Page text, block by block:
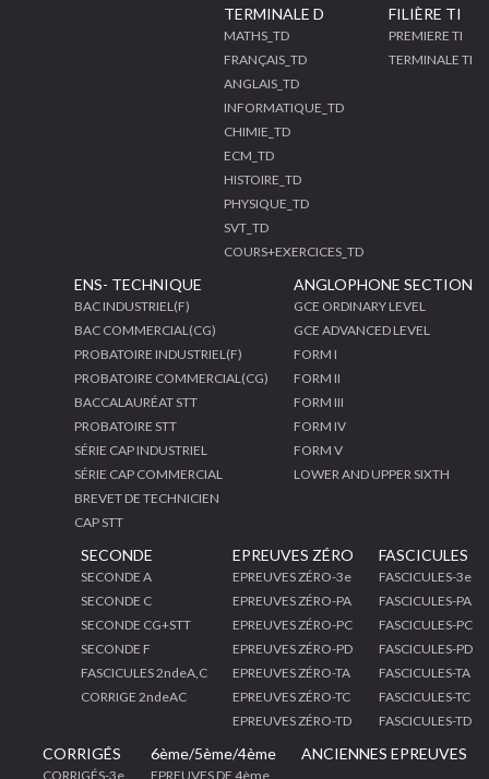
TERMINALE D
MATHS_TD
FRANÇAIS_TD
ANGLAIS_TD
INFORMATIQUE_TD
CHIMIE_TD
ECM_TD
HISTOIRE_TD
PHYSIQUE_TD
SVT_TD
COURS+EXERCICES_TD
FILIÈRE TI
PREMIERE TI
TERMINALE TI
ENS- TECHNIQUE
BAC INDUSTRIEL(F)
BAC COMMERCIAL(CG)
PROBATOIRE INDUSTRIEL(F)
PROBATOIRE COMMERCIAL(CG)
BACCALAURÉAT STT
PROBATOIRE STT
SÉRIE CAP INDUSTRIEL
SÉRIE CAP COMMERCIAL
BREVET DE TECHNICIEN
CAP STT
ANGLOPHONE SECTION
GCE ORDINARY LEVEL
GCE ADVANCED LEVEL
FORM I
FORM II
FORM III
FORM IV
FORM V
LOWER AND UPPER SIXTH
SECONDE
SECONDE A
SECONDE C
SECONDE CG+STT
SECONDE F
FASCICULES 2ndeA,C
CORRIGE 2ndeAC
EPREUVES ZÉRO
EPREUVES ZÉRO-3e
EPREUVES ZÉRO-PA
EPREUVES ZÉRO-PC
EPREUVES ZÉRO-PD
EPREUVES ZÉRO-TA
EPREUVES ZÉRO-TC
EPREUVES ZÉRO-TD
FASCICULES
FASCICULES-3e
FASCICULES-PA
FASCICULES-PC
FASCICULES-PD
FASCICULES-TA
FASCICULES-TC
FASCICULES-TD
CORRIGÉS
CORRIGÉS-3e
6ème/5ème/4ème
EPREUVES DE 4ème
ANCIENNES EPREUVES